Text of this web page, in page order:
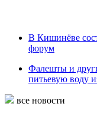
В Кишинёве
форум
Фалешты и
питьевую воду
все новости